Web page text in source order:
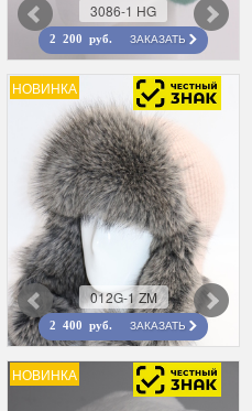
3086-1 HG
2 200 руб. ЗАКАЗАТЬ
НОВИНКА
012G-1 ZM
2 400 руб. ЗАКАЗАТЬ
НОВИНКА